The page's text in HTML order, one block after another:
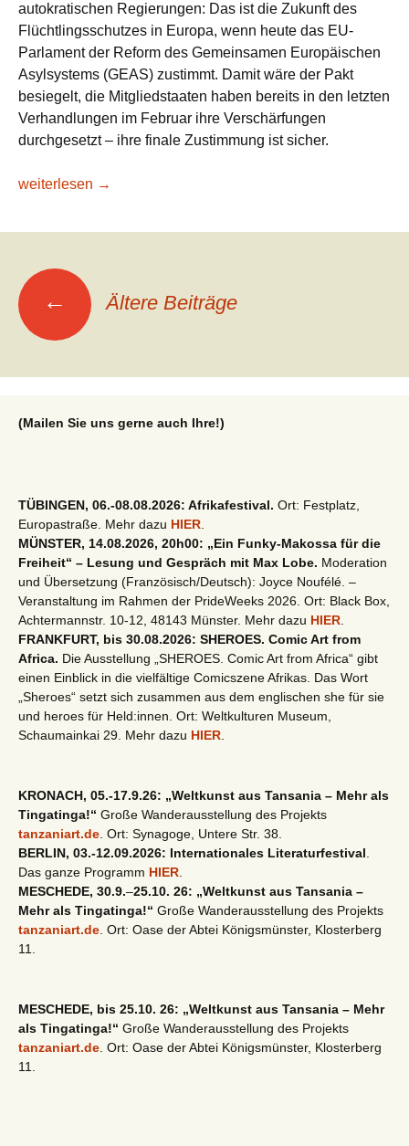
autokratischen Regierungen: Das ist die Zukunft des
Flüchtlingsschutzes in Europa, wenn heute das EU-
Parlament der Reform des Gemeinsamen Europäischen
Asylsystems (GEAS) zustimmt. Damit wäre der Pakt
besiegelt, die Mitgliedstaaten haben bereits in den letzten
Verhandlungen im Februar ihre Verschärfungen
durchgesetzt – ihre finale Zustimmung ist sicher.
PRO ASYL: Abstimmung im EU-Parlament zu GEAS – Ein
weiterlesen →
Beitragsnavigation
← Ältere Beiträge
(Mailen Sie uns gerne auch Ihre!)
TÜBINGEN, 06.-08.08.2026: Afrikafestival. Ort: Festplatz,
Europastraße. Mehr dazu HIER
MÜNSTER, 14.08.2026, 20h00: „Ein Funky-Makossa für die
Freiheit“ – Lesung und Gespräch mit Max Lobe. Moderation
und Übersetzung (Französisch/Deutsch): Joyce Noufélé. –
Veranstaltung im Rahmen der PrideWeeks 2026. Ort: Black Box,
Achtermannstr. 10-12, 48143 Münster. Mehr dazu HIER
FRANKFURT, bis 30.08.2026: SHEROES. Comic Art from
Africa. Die Ausstellung „SHEROES. Comic Art from Africa“ gibt
einen Einblick in die vielfältige Comicszene Afrikas. Das Wort
„Sheroes“ setzt sich zusammen aus dem englischen she für sie
und heroes für Held:innen. Ort: Weltkulturen Museum,
Schaumainkai 29. Mehr dazu HIER
KRONACH, 05.-17.9.26: „Weltkunst aus Tansania – Mehr als
Tingatinga!“ Große Wanderausstellung des Projekts
tanzaniart.de . Ort: Synagoge, Untere Str. 38.
BERLIN, 03.-12.09.2026: Internationales Literaturfestival
Das ganze Programm HIER
MESCHEDE, 30.9.–25.10. 26: „Weltkunst aus Tansania –
Mehr als Tingatinga!“ Große Wanderausstellung des Projekts
tanzaniart.de . Ort: Oase der Abtei Königsmünster, Klosterberg
11.
MESCHEDE, bis 25.10. 26: „Weltkunst aus Tansania – Mehr
als Tingatinga!“ Große Wanderausstellung des Projekts
tanzaniart.de . Ort: Oase der Abtei Königsmünster, Klosterberg
11.